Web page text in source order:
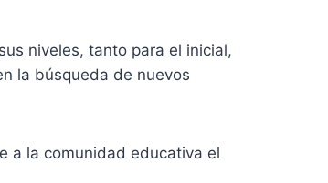
niveles, tanto para el inicial,
la búsqueda de nuevos
a la comunidad educativa el